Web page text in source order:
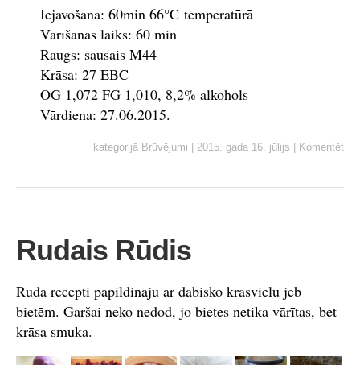
Iejavošana: 60min 66°C temperatūrā
Vārīšanas laiks: 60 min
Raugs: sausais M44
Krāsa: 27 EBC
OG 1,072 FG 1,010, 8,2% alkohols
Vārdiena: 27.06.2015.
kategorijā Brūvējumi 2015. gada 16. jūlijs Komentēt
Rudais Rūdis
Rūda recepti papildināju ar dabisko krāsvielu jeb
bietēm. Garšai neko nedod, jo bietes netika vārītas, bet
krāsa smuka.